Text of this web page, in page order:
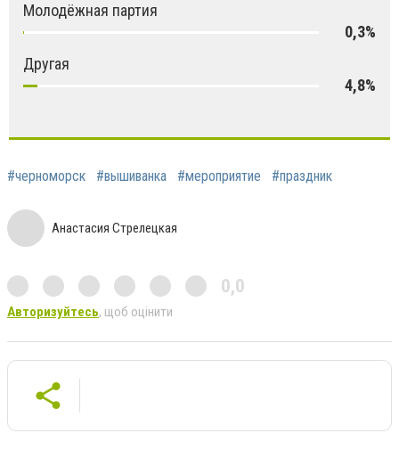
Молодёжная партия
0,3%
Другая
4,8%
#черноморск #вышиванка #мероприятие #праздник
Анастасия Стрелецкая
0,0
Авторизуйтесь, щоб оцінити